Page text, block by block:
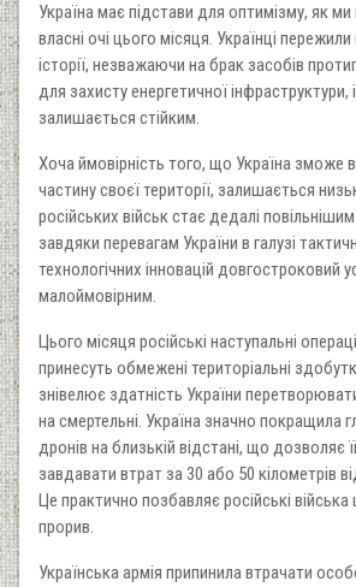
Україна має підстави для оптимізму, як
власні очі цього місяця. Українці
історії, незважаючи на брак засобів
для захисту енергетичної інфраструктури,
залишається стійким.
Хоча ймовірність того, що Україна зможе
частину своєї території, залишається
російських військ стає дедалі
завдяки перевагам України в галузі
технологічних інновацій довгостроковий
малоймовірним.
Цього місяця російські наступальні
принесуть обмежені територіальні
знівелює здатність України
на смертельні. Україна значно покращила
дронів на близькій відстані, що дозволяє
завдавати втрат за 30 або 50 кілометрів
Це практично позбавляє російські
прорив.
Українська армія припинила втрачати